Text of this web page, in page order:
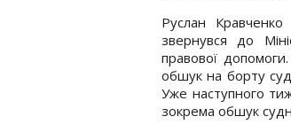
Руслан
звернувся до
правової
обшук на борту
Уже наступного
зокрема обшук